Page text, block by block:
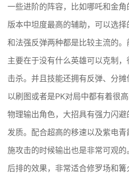
一些进阶的阵容，比如哪吒和金
版本中坦度最高的辅助，可以选
和法强反弹两种都是比较主流的。
主要在于没有什么英雄可以克制
击杀。并且技能还拥有反弹、分
以刷图或者是PK对局中都有着很
物理输出角色，大招具有强力闪
发质。配合超高的移速以及紫电
施攻击的时候输出也是非常可观
后排的效果，非常适合修罗场和